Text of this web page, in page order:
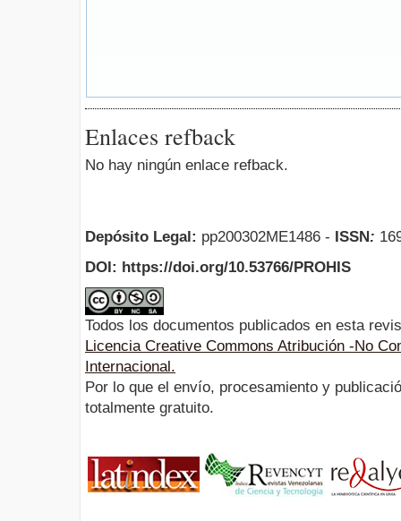
Enlaces refback
No hay ningún enlace refback.
Depósito Legal: pp200302ME1486 - ISSN:
DOI: https://doi.org/10.53766/PROHIS
Todos los documentos publicados en esta
Licencia Creative Commons Atribución -No
Internacional.
Por lo que el envío, procesamiento y
totalmente gratuito.